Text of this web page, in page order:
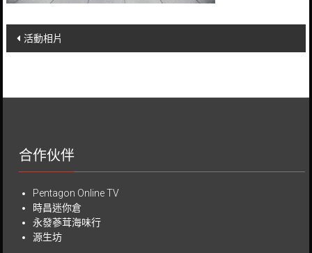
Post
活動相片
合作伙伴
Pentagon Online TV
時昌迷你倉
永發蔘茸海味行
源生坊